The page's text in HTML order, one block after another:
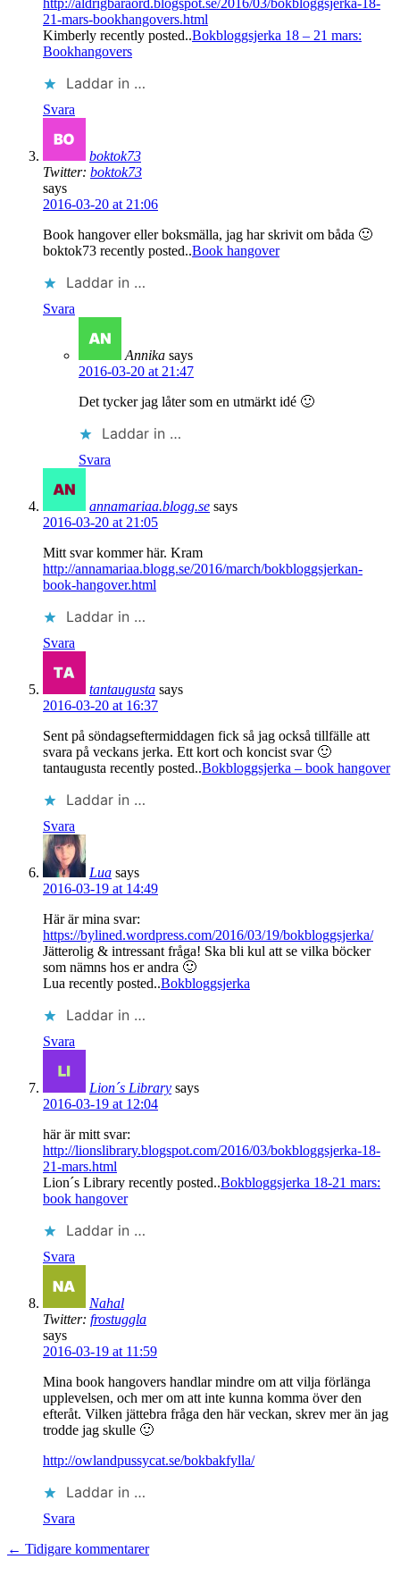
http://aldrigbaraord.blogspot.se/2016/03/bokbloggsjerka-18-
21-mars-bookhangovers.html
Kimberly recently posted..Bokbloggsjerka 18 – 21 mars:
Bookhangovers
Laddar in …
Svara
boktok73
Twitter: boktok73
says
2016-03-20 at 21:06
Book hangover eller boksmälla, jag har skrivit om båda 🙂
boktok73 recently posted..Book hangover
Laddar in …
Svara
Annika says
2016-03-20 at 21:47
Det tycker jag låter som en utmärkt idé 🙂
Laddar in …
Svara
annamariaa.blogg.se says
2016-03-20 at 21:05
Mitt svar kommer här. Kram
http://annamariaa.blogg.se/2016/march/bokbloggsjerkan-
book-hangover.html
Laddar in …
Svara
tantaugusta says
2016-03-20 at 16:37
Sent på söndagseftermiddagen fick så jag också tillfälle att
svara på veckans jerka. Ett kort och koncist svar 🙂
tantaugusta recently posted..Bokbloggsjerka – book hangover
Laddar in …
Svara
Lua says
2016-03-19 at 14:49
Här är mina svar:
https://bylined.wordpress.com/2016/03/19/bokbloggsjerka/
Jätterolig & intressant fråga! Ska bli kul att se vilka böcker
som nämns hos er andra 🙂
Lua recently posted..Bokbloggsjerka
Laddar in …
Svara
Lion´s Library says
2016-03-19 at 12:04
här är mitt svar:
http://lionslibrary.blogspot.com/2016/03/bokbloggsjerka-18-
21-mars.html
Lion´s Library recently posted..Bokbloggsjerka 18-21 mars:
book hangover
Laddar in …
Svara
Nahal
Twitter: frostuggla
says
2016-03-19 at 11:59
Mina book hangovers handlar mindre om att vilja förlänga
upplevelsen, och mer om att inte kunna komma över den
efteråt. Vilken jättebra fråga den här veckan, skrev mer än jag
trodde jag skulle 🙂
http://owlandpussycat.se/bokbakfylla/
Laddar in …
Svara
← Tidigare kommentarer